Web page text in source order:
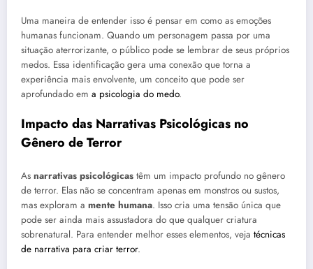
Uma maneira de entender isso é pensar em como as emoções
humanas funcionam. Quando um personagem passa por uma
situação aterrorizante, o público pode se lembrar de seus próprios
medos. Essa identificação gera uma conexão que torna a
experiência mais envolvente, um conceito que pode ser
aprofundado em a psicologia do medo.
Impacto das Narrativas Psicológicas no
Gênero de Terror
As narrativas psicológicas têm um impacto profundo no gênero
de terror. Elas não se concentram apenas em monstros ou sustos,
mas exploram a mente humana. Isso cria uma tensão única que
pode ser ainda mais assustadora do que qualquer criatura
sobrenatural. Para entender melhor esses elementos, veja técnicas
de narrativa para criar terror.